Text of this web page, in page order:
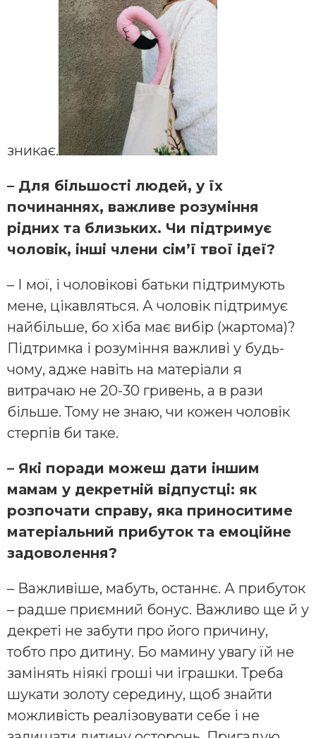
зникає.
– Для більшості людей, у їх
починаннях, важливе розуміння
рідних та близьких. Чи підтримує
чоловік, інші члени сім’ї твої ідеї?
– І мої, і чоловікові батьки підтримують
мене, цікавляться. А чоловік підтримує
найбільше, бо хіба має вибір (жартома)?
Підтримка і розуміння важливі у будь-
чому, адже навіть на матеріали я
витрачаю не 20-30 гривень, а в рази
більше. Тому не знаю, чи кожен чоловік
стерпів би таке.
– Які поради можеш дати іншим
мамам у декретній відпустці: як
розпочати справу, яка приноситиме
матеріальний прибуток та емоційне
задоволення?
– Важливіше, мабуть, останнє. А прибуток
– радше приємний бонус. Важливо ще й у
декреті не забути про його причину,
тобто про дитину. Бо мамину увагу їй не
замінять ніякі гроші чи іграшки. Треба
шукати золоту середину, щоб знайти
можливість реалізовувати себе і не